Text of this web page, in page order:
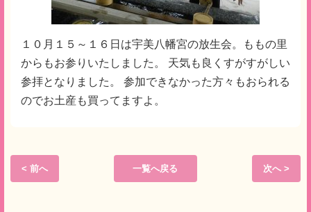
１０月１５～１６日は宇美八幡宮の放生会。ももの里
からもお参りいたしました。 天気も良くすがすがしい
参拝となりました。 参加できなかった方々もおられる
のでお土産も買ってますよ。
< 前へ 一覧へ戻る 次へ >